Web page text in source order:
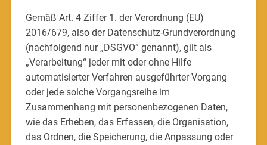
Gemäß Art. 4 Ziffer 1. der Verordnung (EU)
2016/679, also der Datenschutz-Grundverordnung
(nachfolgend nur „DSGVO“ genannt), gilt als
„Verarbeitung“ jeder mit oder ohne Hilfe
automatisierter Verfahren ausgeführter Vorgang
oder jede solche Vorgangsreihe im
Zusammenhang mit personenbezogenen Daten,
wie das Erheben, das Erfassen, die Organisation,
das Ordnen, die Speicherung, die Anpassung oder